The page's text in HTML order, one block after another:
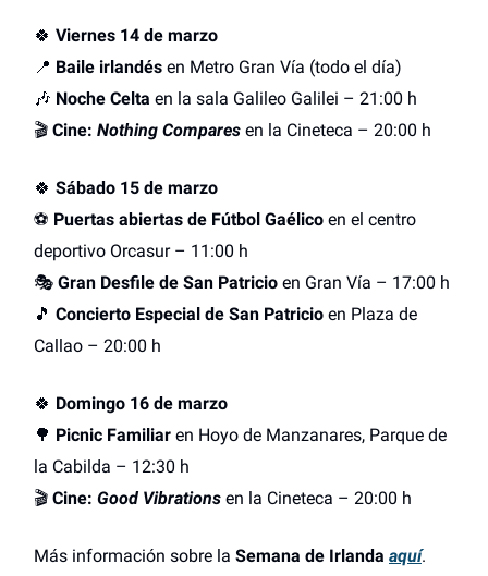
🍀 Viernes 14 de marzo
📍 Baile irlandés en Metro Gran Vía (todo el día)
🎶 Noche Celta en la sala Galileo Galilei – 21:00 h
🎬 Cine: Nothing Compares en la Cineteca – 20:00 h
🍀 Sábado 15 de marzo
⚽ Puertas abiertas de Fútbol Gaélico en el centro
deportivo Orcasur – 11:00 h
🎭 Gran Desfile de San Patricio en Gran Vía – 17:00 h
🎵 Concierto Especial de San Patricio en Plaza de
Callao – 20:00 h
🍀 Domingo 16 de marzo
🌳 Picnic Familiar en Hoyo de Manzanares, Parque de
la Cabilda – 12:30 h
🎬 Cine: Good Vibrations en la Cineteca – 20:00 h
Más información sobre la Semana de Irlanda aquí.